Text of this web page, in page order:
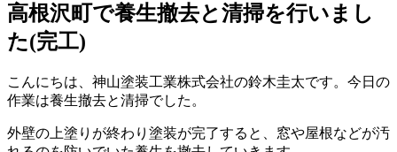
高根沢町で養生撤去と清掃を行いまし
た(完工)
こんにちは、神山塗装工業株式会社の鈴木圭太です。今日の
作業は養生撤去と清掃でした。
外壁の上塗りが終わり塗装が完了すると、窓や屋根などが汚